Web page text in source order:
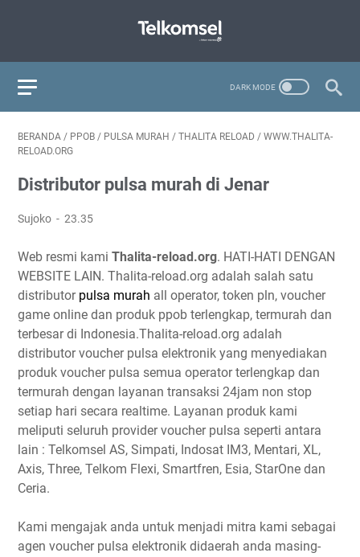
BERANDA / PPOB / PULSA MURAH / THALITA RELOAD / WWW.THALITA-
RELOAD.ORG
Distributor pulsa murah di Jenar
Sujoko 23.35
Web resmi kami Thalita-reload.org. HATI-HATI DENGAN
WEBSITE LAIN. Thalita-reload.org adalah salah satu
distributor pulsa murah all operator, token pln, voucher
game online dan produk ppob terlengkap, termurah dan
terbesar di Indonesia.Thalita-reload.org adalah
distributor voucher pulsa elektronik yang menyediakan
produk voucher pulsa semua operator terlengkap dan
termurah dengan layanan transaksi 24jam non stop
setiap hari secara realtime. Layanan produk kami
meliputi seluruh provider voucher pulsa seperti antara
lain : Telkomsel AS, Simpati, Indosat IM3, Mentari, XL,
Axis, Three, Telkom Flexi, Smartfren, Esia, StarOne dan
Ceria.
Kami mengajak anda untuk menjadi mitra kami sebagai
agen voucher pulsa elektronik didaerah anda masing-